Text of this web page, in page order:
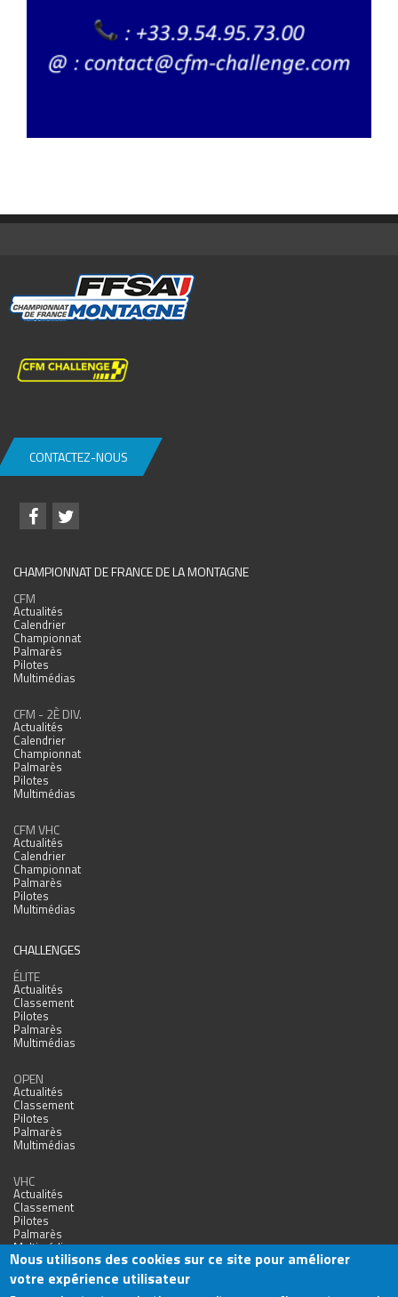
CONTACTEZ-NOUS
CHAMPIONNAT DE FRANCE DE LA MONTAGNE
CFM
Actualités
Calendrier
Championnat
Palmarès
Pilotes
Multimédias
CFM - 2È DIV.
Actualités
Calendrier
Championnat
Palmarès
Pilotes
Multimédias
CFM VHC
Actualités
Calendrier
Championnat
Palmarès
Pilotes
Multimédias
CHALLENGES
ÉLITE
Actualités
Classement
Pilotes
Palmarès
Multimédias
OPEN
Actualités
Classement
Pilotes
Palmarès
Multimédias
VHC
Actualités
Classement
Pilotes
Palmarès
Multimédias
Nous utilisons des cookies sur ce site pour améliorer
votre expérience utilisateur